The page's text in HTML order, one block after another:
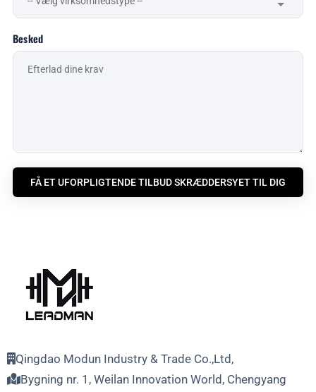
Besked
FÅ ET UFORPLIGTENDE TILBUD SKRÆDDERSYET TIL DIG
Qingdao Modun Industry & Trade Co.,Ltd,
Bygning nr. 1, Weilan Innovation World, Chengyang